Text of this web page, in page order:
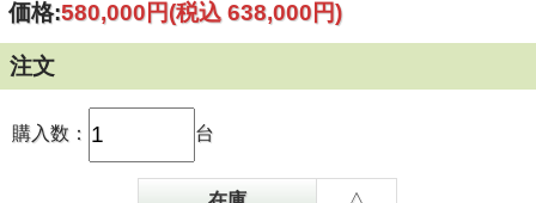
価格:580,000円(税込 638,000円)
注文
購入数： 台